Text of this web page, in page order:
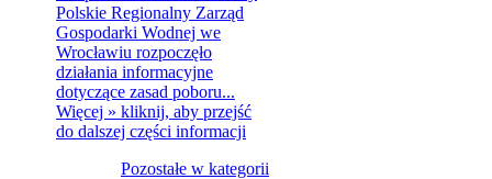
Polskie Regionalny Zarząd
Gospodarki Wodnej we
Wrocławiu rozpoczęło
działania informacyjne
dotyczące zasad poboru...
Więcej » kliknij, aby przejść
do dalszej części informacji
Pozostałe w kategorii